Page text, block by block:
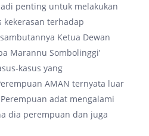
penting untuk melakukan
kekerasan terhadap
Ketua Dewan
Marannu Sombolinggi’
kasus yang
AMAN ternyata luar
adat mengalami
dia perempuan dan juga